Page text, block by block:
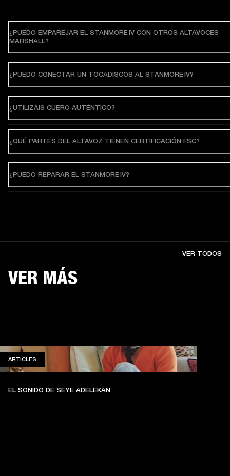
¿PUEDO EMPAREJAR EL STANMORE IV CON OTROS ALTAVOCES
MARSHALL?
¿PUEDO CONECTAR UN TOCADISCOS AL STANMORE IV?
¿UTILIZÁIS CUERO AUTÉNTICO?
¿QUÉ PARTES DEL ALTAVOZ TIENEN CERTIFICACIÓN FSC?
¿PUEDO REPARAR EL STANMORE IV?
VER MÁS
VER TODOS
ARTICLES
EL SONIDO DE SEYE ADELEKAN